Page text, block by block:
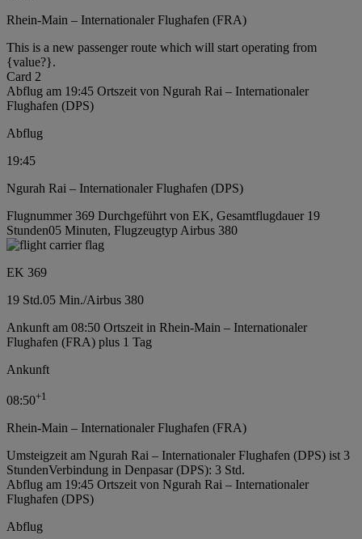
Rhein-Main – Internationaler Flughafen (FRA)
This is a new passenger route which will start operating from
{value?}.
Card 2
Abflug am 19:45 Ortszeit von Ngurah Rai – Internationaler
Flughafen (DPS)
Abflug
19:45
Ngurah Rai – Internationaler Flughafen (DPS)
Flugnummer 369 Durchgeführt von EK, Gesamtflugdauer 19
Stunden05 Minuten, Flugzeugtyp Airbus 380
EK 369
19 Std.05 Min./Airbus 380
Ankunft am 08:50 Ortszeit in Rhein-Main – Internationaler
Flughafen (FRA) plus 1 Tag
Ankunft
08:50+1
Rhein-Main – Internationaler Flughafen (FRA)
Umsteigzeit am Ngurah Rai – Internationaler Flughafen (DPS) ist 3
StundenVerbindung in Denpasar (DPS): 3 Std.
Abflug am 19:45 Ortszeit von Ngurah Rai – Internationaler
Flughafen (DPS)
Abflug